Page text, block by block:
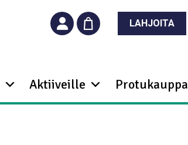
LAHJOITA
Aktiiveille Protukauppa